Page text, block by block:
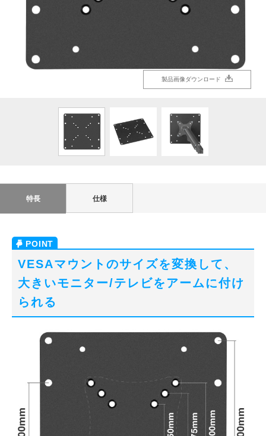
製品画像ダウンロード
製品画像ダウンロード
製品画像ダウンロード
特長 仕様
VESAマウントのサイズを変換して、
大きいモニター/テレビをアームに付け
られる